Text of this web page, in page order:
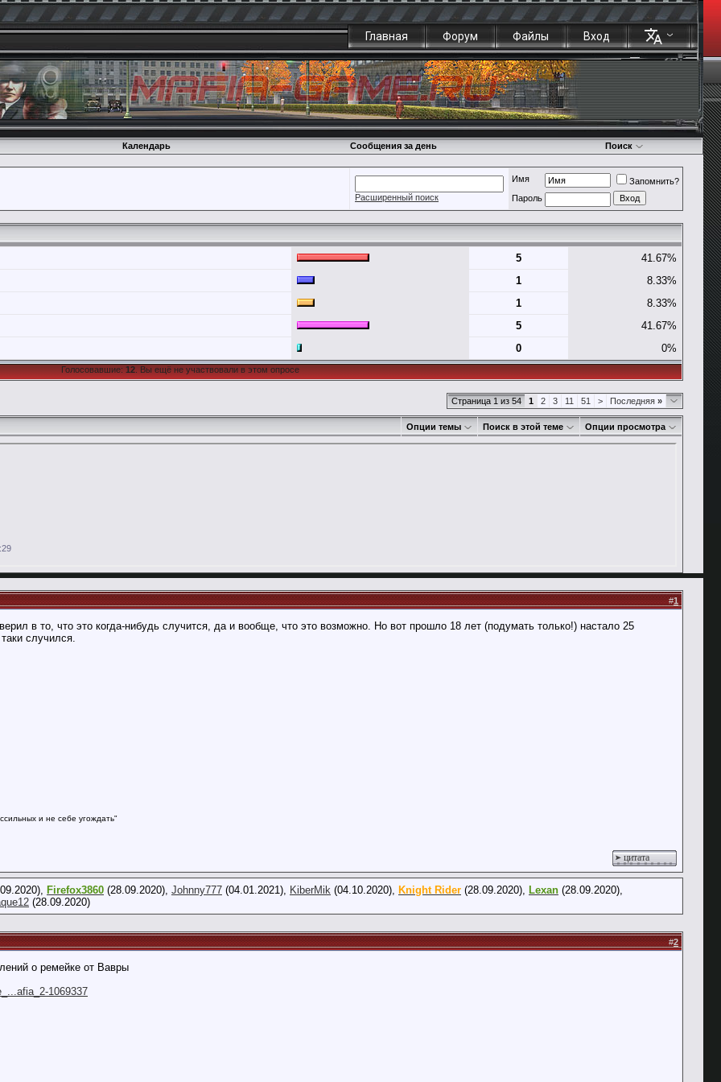
Главная Форум Файлы Вход
Календарь Сообщения за день Поиск
Расширенный поиск
Имя
Запомнить?
Пароль
5
41.67%
1
8.33%
1
8.33%
5
41.67%
0 0%
Голосовавшие: 12 . Вы ещё не участвовали в этом опросе
Страница 1 из 54 1 2 3 11 51 > Последняя »
Опции темы Поиск в этой теме Опции просмотра
#1
в то, что это когда-нибудь случится, да и вообще, что это возможно. Но вот прошло 18 лет (подумать только!) настало 25
случился.
и не себе угождать"
цитата
Firefox3860 (28.09.2020), Johnny777 (04.01.2021), KiberMik (04.10.2020), Knight Rider (28.09.2020), Lexan (28.09.2020),
(28.09.2020)
#2
о ремейке от Вавры
1069337